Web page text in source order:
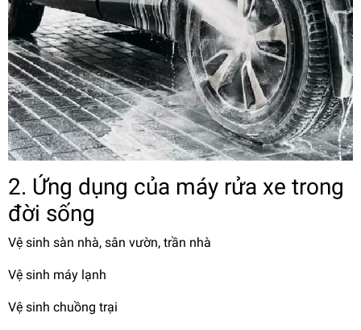
2. Ứng dụng của máy rửa xe trong
đời sống
Vệ sinh sàn nhà, sân vườn, trần nhà
Vệ sinh máy lạnh
Vệ sinh chuồng trại